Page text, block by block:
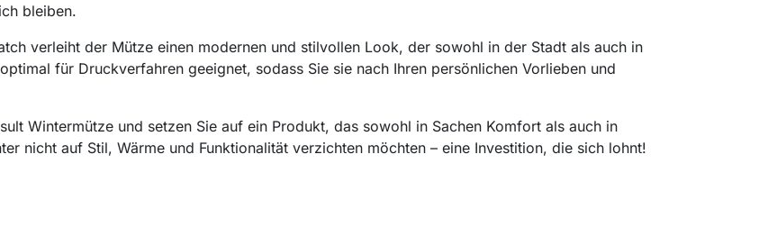
bleiben.
verleiht der Mütze einen modernen und stilvollen Look, der sowohl in der Stadt als auch in
für Druckverfahren geeignet, sodass Sie sie nach Ihren persönlichen Vorlieben und
Wintermütze und setzen Sie auf ein Produkt, das sowohl in Sachen Komfort als auch in
nicht auf Stil, Wärme und Funktionalität verzichten möchten – eine Investition, die sich lohnt!